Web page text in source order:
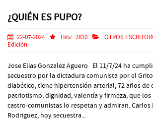
¿QUIÉN ES PUPO?
22-07-2024 Hits: 2810 OTROS
Edición
Jose Elias Gonzalez Aguero El 11/7/24 ha
secuestro por la dictadura comunista por el
diabético, tiene hipertensión arterial, 72 años de
patriotismo, dignidad, valentía y firmeza, que los
castro-comunistas lo respetan y admiran. Carlos
Rodriguez, hoy secuestra...